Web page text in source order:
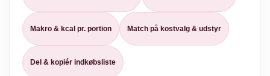
Makro & kcal pr. portion Match på kostvalg & udstyr
Del & kopiér indkøbsliste